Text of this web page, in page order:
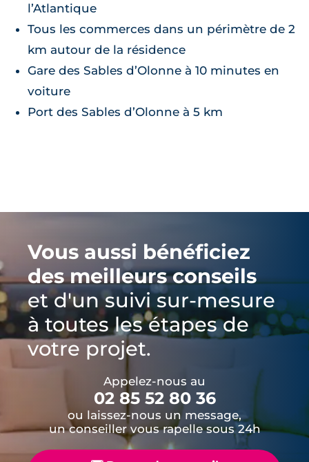
l’Atlantique
Tous les commerces dans un périmètre de 2
km autour de la résidence
Gare des Sables d’Olonne à 10 minutes en
voiture
Port des Sables d’Olonne à 5 km
Vous aussi bénéficiez
des meilleurs conseils
et d'un suivi sur-mesure
à toutes les étapes de
votre projet.
Appelez-nous au
02 85 52 80 36
ou laissez-nous un message,
un conseiller vous rapelle sous 24h